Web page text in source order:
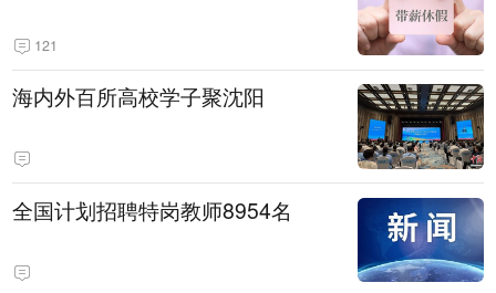
121
海内外百所高校学子聚沈阳
全国计划招聘特岗教师8954名